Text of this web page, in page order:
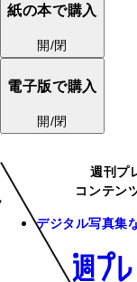
紙の本で購入
開/閉
電子版で購入
開/閉
週刊プ
コンテン
デジタル写真集